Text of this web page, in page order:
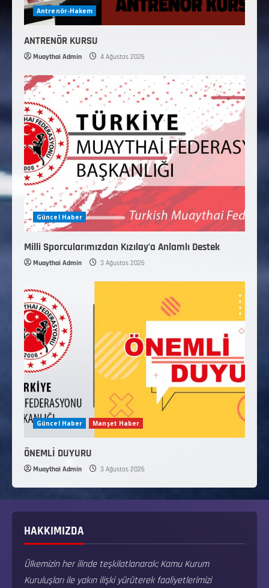
Antrenör-Hakem
ANTRENÖR KURSU
Muaythai Admin 4 Ağustos 2026
Güncel Haber
Milli Sporcularımızdan Kızılay’a Anlamlı Destek
Muaythai Admin 3 Ağustos 2026
Güncel Haber Manşet Haber
ÖNEMLİ DUYURU
Muaythai Admin 3 Ağustos 2026
HAKKIMIZDA
Ülkemizin her ilinde teşkilatlanarak; Kamu Kurum
Kuruluşları ile yakın ilişki yürüterek faaliyetlerimizi